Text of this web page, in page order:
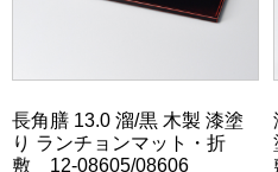
長角膳 13.0 溜/黒 木製 漆塗
り ランチョンマット・折
敷 12-08605/08606